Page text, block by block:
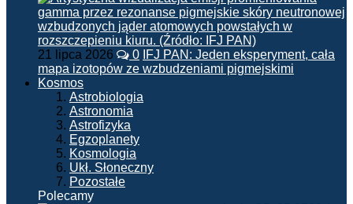
21 lipca 2026 0 IFJ PAN: Jeden eksperyment, cała
mapa izotopów ze wzbudzeniami pigmejskimi
Kosmos
Astrobiologia
Astronomia
Astrofizyka
Egzoplanety
Kosmologia
Ukł. Słoneczny
Pozostałe
Polecamy